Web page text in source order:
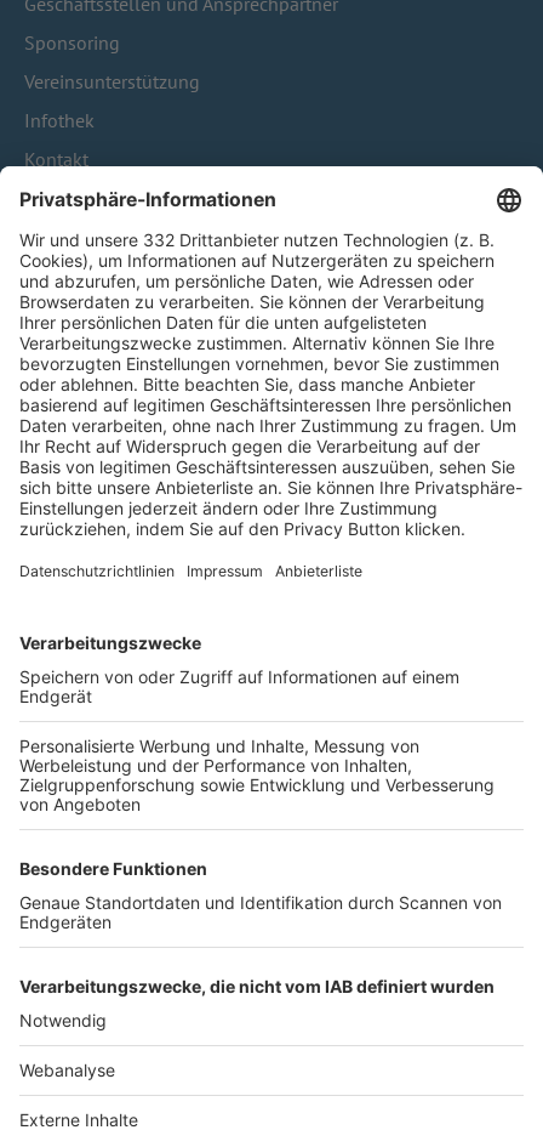
Sponsoring
Vereinsunterstützung
Infothek
Kontakt
HÄUFIG BESUCHTE SEITEN
Pässe und Vereinswechsel
Trainerausbildung
Schulungsangebot Vereinsmitarbeiter
BFV-Geschäftsstellen
Trainerbörse
Login SpielPlus
FOLGE DEM BFV
TOP-VEREINE
TOP-PARTNER
Nutzungsbedingungen Datenschutz Impressum